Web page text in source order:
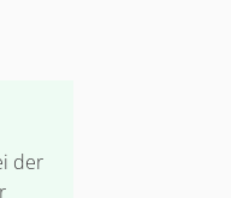
der